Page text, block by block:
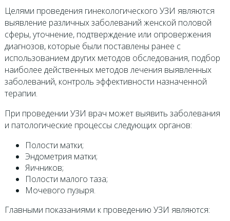
Целями проведения гинекологического УЗИ являются
выявление различных заболеваний женской половой
сферы, уточнение, подтверждение или опровержения
диагнозов, которые были поставлены ранее с
использованием других методов обследования, подбор
наиболее действенных методов лечения выявленных
заболеваний, контроль эффективности назначенной
терапии.
При проведении УЗИ врач может выявить заболевания
и патологические процессы следующих органов:
Полости матки;
Эндометрия матки;
Яичников;
Полости малого таза;
Мочевого пузыря.
Главными показаниями к проведению УЗИ являются: